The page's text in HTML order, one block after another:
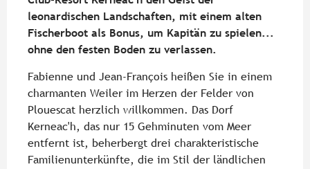
leonardischen Landschaften, mit einem alten
Fischerboot als Bonus, um Kapitän zu spielen...
ohne den festen Boden zu verlassen.
Fabienne und Jean-François heißen Sie in einem
charmanten Weiler im Herzen der Felder von
Plouescat herzlich willkommen. Das Dorf
Kerneac'h, das nur 15 Gehminuten vom Meer
entfernt ist, beherbergt drei charakteristische
Familienunterkünfte, die im Stil der ländlichen